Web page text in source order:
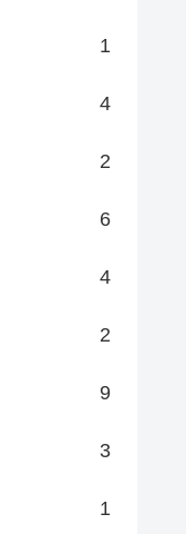
1
4
2
6
4
2
9
3
1